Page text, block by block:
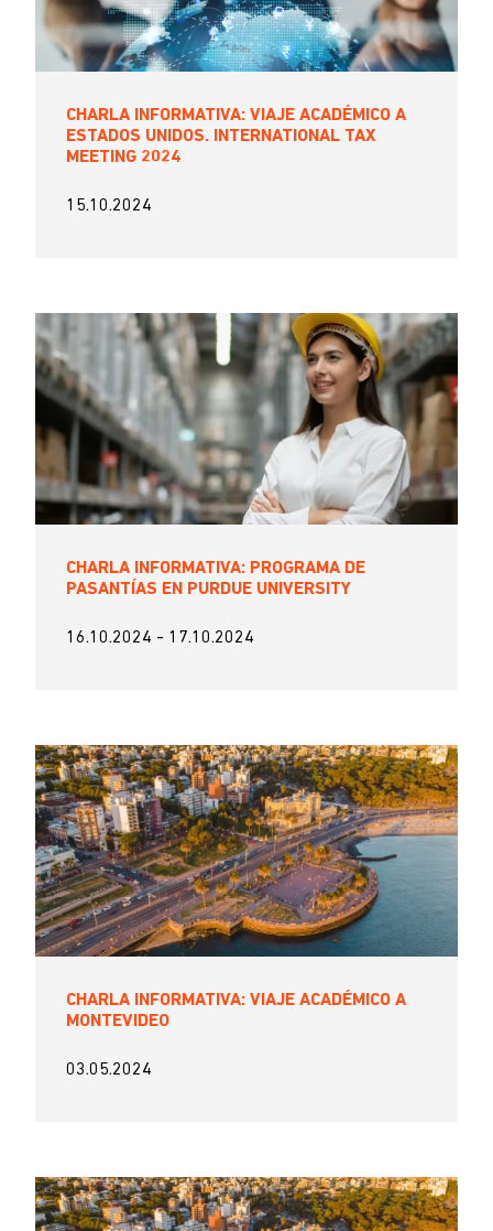
CHARLA INFORMATIVA: VIAJE ACADÉMICO A
ESTADOS UNIDOS. INTERNATIONAL TAX
MEETING 2024
15.10.2024
CHARLA INFORMATIVA: PROGRAMA DE
PASANTÍAS EN PURDUE UNIVERSITY
16.10.2024 - 17.10.2024
CHARLA INFORMATIVA: VIAJE ACADÉMICO A
MONTEVIDEO
03.05.2024